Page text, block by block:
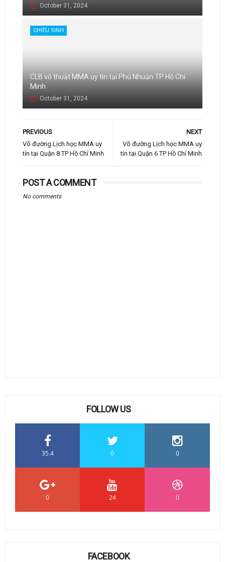
October 31, 2024
CHIÊU SINH
CLB võ thuật MMA uy tín tại Phú Nhuận TP Hồ Chí
Minh
October 31, 2024
NEXT
Võ đường Lịch học MMA uy
tín tại Quận 6 TP Hồ Chí Minh
PREVIOUS
Võ đường Lịch học MMA uy
tín tại Quận 8 TP Hồ Chí Minh
POST A COMMENT
No comments
FOLLOW US
35.4 0 0
0 24 0
FACEBOOK